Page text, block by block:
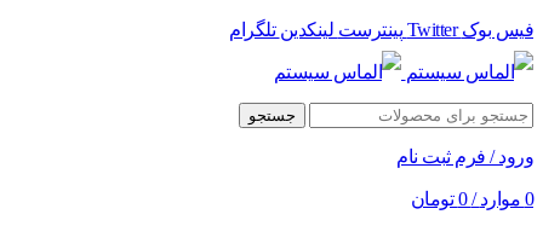
فیس بوک Twitter پینترست لینکدین تلگرام
جستجو
ورود / فرم ثبت نام
0 موارد /
0 تومان